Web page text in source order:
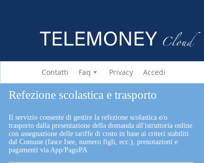
Contatti Faq Privacy Accedi
Refezione scolastica e trasporto
Il servizio consente di gestire la refezione scolastica e/o
trasporto dalla presentazione della domanda all'istruttoria online
con assegnazione delle tariffe di costo in base ai criteri stabiliti
dal Comune (fasce Isee, numero figli, ecc.), prenotazioni e
pagamenti via App/PagoPA.